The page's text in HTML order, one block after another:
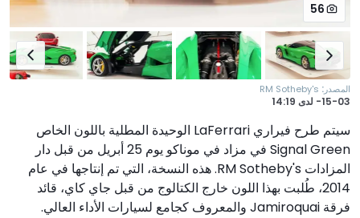
56
المصدر:
RM Sotheby's
15-03- لدى
سيتم طرح فيراري LaFerrari الوحيدة المطلية باللون الخاص
Signal Green في مزاد في موناكو يوم 25 أبريل من قبل دار
المزادات RM Sotheby's. هذه النسخة، التي تم إنتاجها في عام
2014، طُلبت بهذا اللون خارج الكتالوج من قبل جاي كاي، قائد
فرقة Jamiroquai والمعروف كجامع لسيارات الأداء العالي.